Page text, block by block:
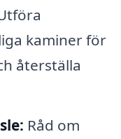
kaminer för
återställa
Råd om